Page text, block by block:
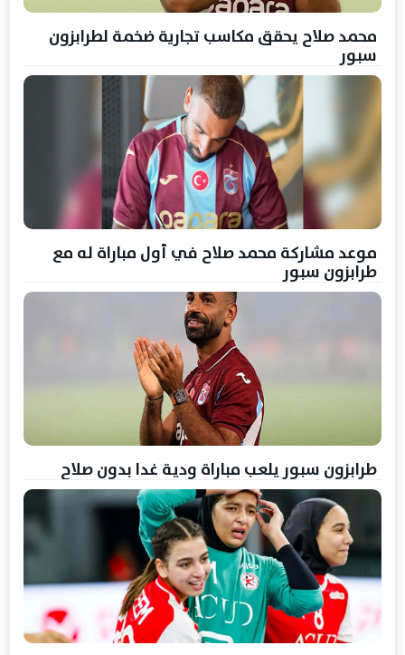
محمد صلاح يحقق مكاسب تجارية ضخمة لطرابزون
سبور
موعد مشاركة محمد صلاح في أول مباراة له مع
طرابزون سبور
طرابزون سبور يلعب مباراة ودية غدا بدون صلاح